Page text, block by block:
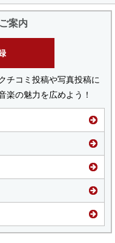
案内
チコミ投稿や写真投稿に
楽の魅力を広めよう！